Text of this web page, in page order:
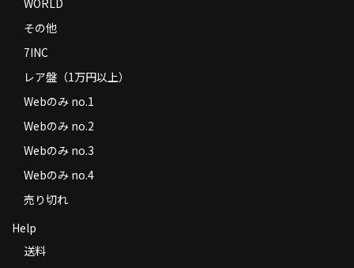
その他
7INC
レア盤（1万円以上）
Webのみ no.1
Webのみ no.2
Webのみ no.3
Webのみ no.4
売り切れ
Help
送料